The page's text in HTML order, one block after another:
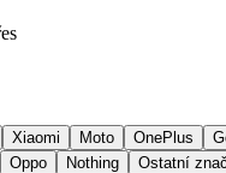
Xiaomi Moto OnePlus
Oppo Nothing Ostatní